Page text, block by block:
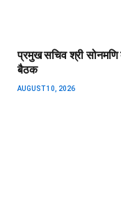
प्रमुख सचिव श्री सोनमणि
बैठक
AUGUST 10, 2026